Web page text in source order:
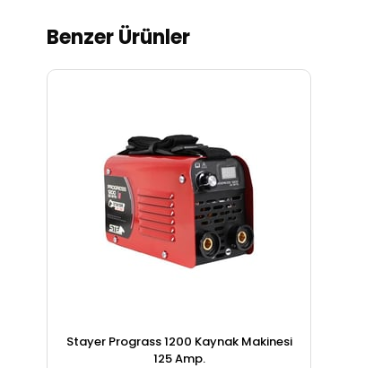
Benzer Ürünler
Stayer Prograss 1200 Kaynak Makinesi
125 Amp.